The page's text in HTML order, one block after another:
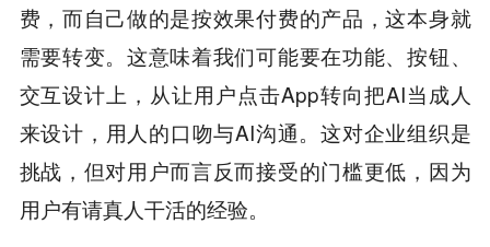
费，而自己做的是按效果付费的产品，这本身就
需要转变。这意味着我们可能要在功能、按钮、
交互设计上，从让用户点击App转向把AI当成人
来设计，用人的口吻与AI沟通。这对企业组织是
挑战，但对用户而言反而接受的门槛更低，因为
用户有请真人干活的经验。